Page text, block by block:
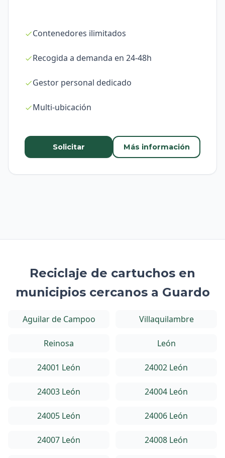
Contenedores ilimitados
Recogida a demanda en 24-48h
Gestor personal dedicado
Multi-ubicación
Solicitar Más información
Reciclaje de cartuchos en
municipios cercanos a Guardo
Aguilar de Campoo Villaquilambre
Reinosa León
24001 León 24002 León
24003 León 24004 León
24005 León 24006 León
24007 León 24008 León